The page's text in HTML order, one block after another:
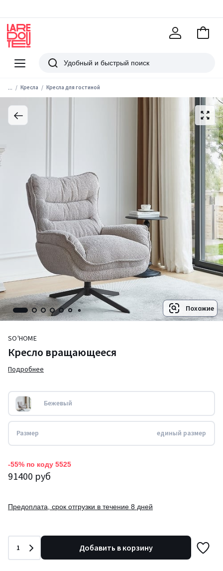
Меню
Redoute
Поиск
В
... Кресла Кресла для гостиной
Похожие
SO'HOME
Кресло вращающееся
Подробнее
Бежевый
Размер единый размер
-55% по коду 5525
91400 руб
Предоплата, срок отгрузки в течение 8 дней
Количество
1 Добавить в корзину